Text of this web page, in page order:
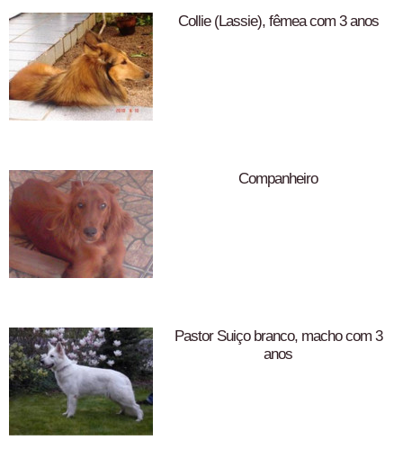
Collie (Lassie), fêmea com 3 anos
Companheiro
Pastor Suiço branco, macho com 3
anos